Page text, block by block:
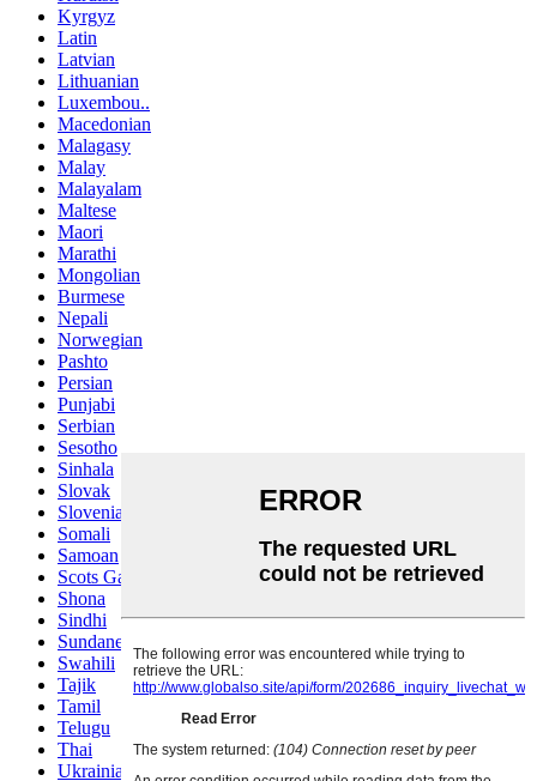
Kyrgyz
Latin
Latvian
Lithuanian
Luxembou..
Macedonian
Malagasy
Malay
Malayalam
Maltese
Maori
Marathi
Mongolian
Burmese
Nepali
Norwegian
Pashto
Persian
Punjabi
Serbian
Sesotho
Sinhala
Slovak
Slovenian
Somali
Samoan
Scots Gaelic
Shona
Sindhi
Sundanese
Swahili
Tajik
Tamil
Telugu
Thai
Ukrainian